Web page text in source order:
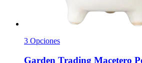
3 Opciones
Garden Trading Macetero